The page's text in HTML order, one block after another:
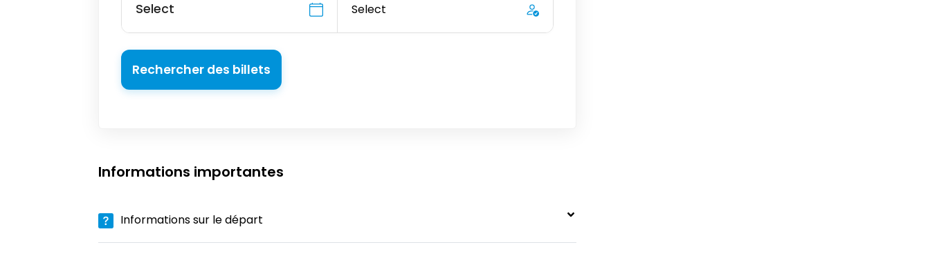
Select Select
Rechercher des billets
Informations importantes
Informations sur le départ